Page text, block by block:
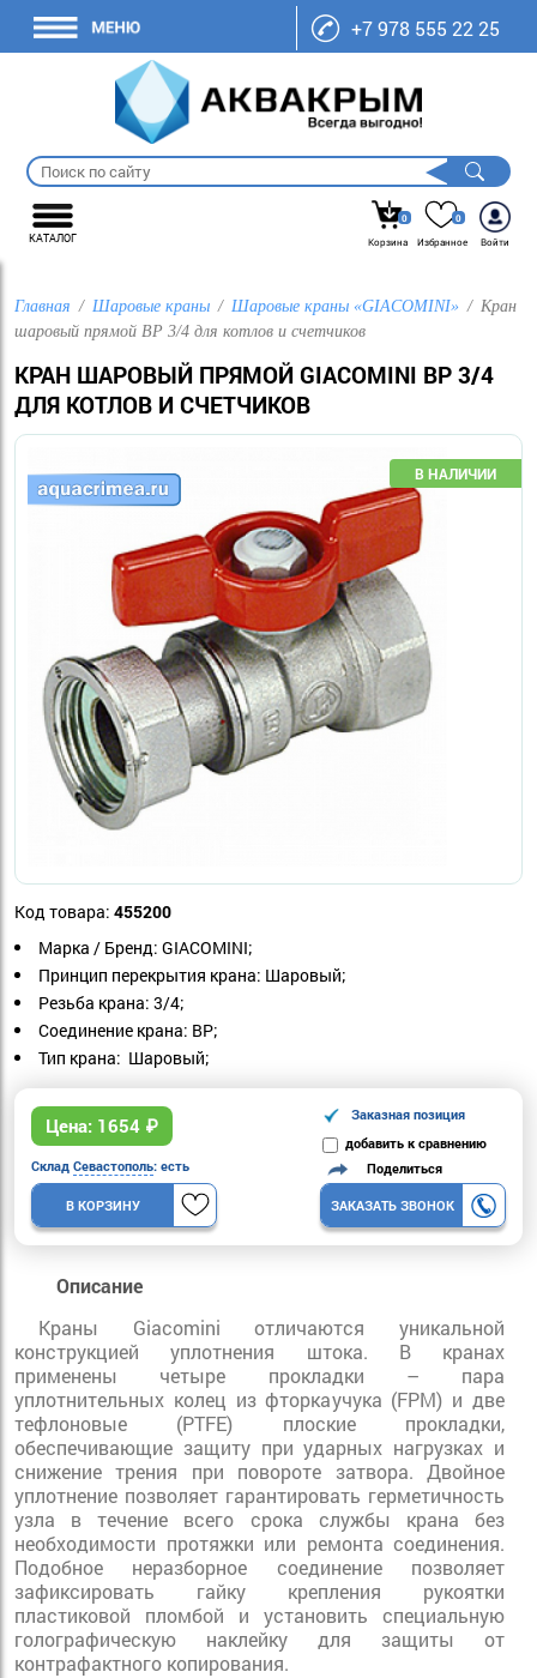
+7 978 555 22 25
КАТАЛОГ
0
Корзина
0
Избранное
Войти
Главная Шаровые краны Шаровые краны «GIACOMINI»
Кран
шаровый прямой ВР 3/4 для котлов и счетчиков
КРАН ШАРОВЫЙ ПРЯМОЙ GIACOMINI ВР 3/4
ДЛЯ КОТЛОВ И СЧЕТЧИКОВ
Код товара: 455200
Марка / Бренд: GIACOMINI;
Принцип перекрытия крана: Шаровый;
Резьба крана: 3/4;
Соединение крана: ВР;
Тип крана: Шаровый;
Цена: 1654 ₽
Заказная позиция
добавить к сравнению
Склад Севастополь: есть
В КОРЗИНУ
Поделиться
ЗАКАЗАТЬ ЗВОНОК
Описание
Краны Giacomini отличаются уникальной
конструкцией уплотнения штока. В кранах
применены четыре прокладки – пара
уплотнительных колец из фторкаучука (FPM) и две
тефлоновые (PTFE) плоские прокладки,
обеспечивающие защиту при ударных нагрузках и
снижение трения при повороте затвора. Двойное
уплотнение позволяет гарантировать герметичность
узла в течение всего срока службы крана без
необходимости протяжки или ремонта соединения.
Подобное неразборное соединение позволяет
зафиксировать гайку крепления рукоятки
пластиковой пломбой и установить специальную
голографическую наклейку для защиты от
контрафактного копирования.